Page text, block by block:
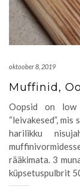
oktoober 8, 2019
Muffinid,
Oopsid on low
“leivakesed”,
harilikku
rääkimata. 3
küpsetuspulbrit